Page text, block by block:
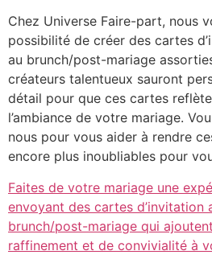
Chez Universe Faire-part, nous
possibilité de créer des cartes
au brunch/post-mariage
créateurs talentueux sauront
détail pour que ces cartes
l’ambiance de votre mariage.
nous pour vous aider à rendre
encore plus inoubliables pour
Faites de votre mariage une
envoyant des cartes d’invitation
brunch/post-mariage qui
raffinement et de convivialité à